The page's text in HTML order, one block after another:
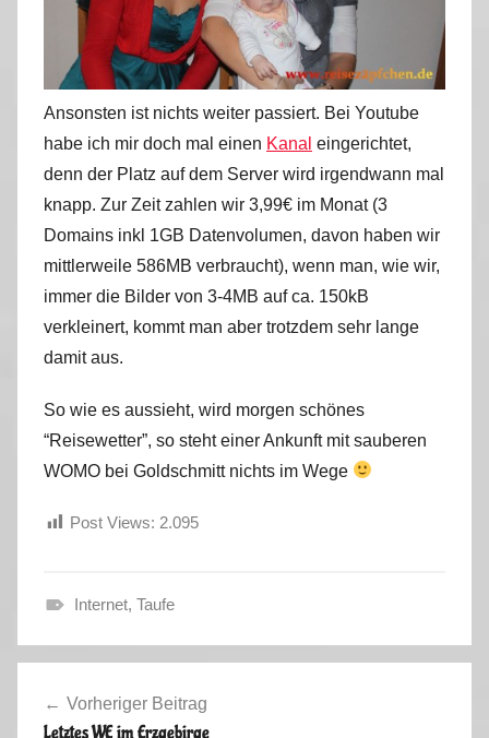
Ansonsten ist nichts weiter passiert. Bei Youtube
habe ich mir doch mal einen Kanal eingerichtet,
denn der Platz auf dem Server wird irgendwann mal
knapp. Zur Zeit zahlen wir 3,99€ im Monat (3
Domains inkl 1GB Datenvolumen, davon haben wir
mittlerweile 586MB verbraucht), wenn man, wie wir,
immer die Bilder von 3-4MB auf ca. 150kB
verkleinert, kommt man aber trotzdem sehr lange
damit aus.
So wie es aussieht, wird morgen schönes
“Reisewetter”, so steht einer Ankunft mit sauberen
WOMO bei Goldschmitt nichts im Wege
Post Views: 2.095
e
Internet, Taufe
Vorheriger Beitrag
Letztes WE im Erzgebirge